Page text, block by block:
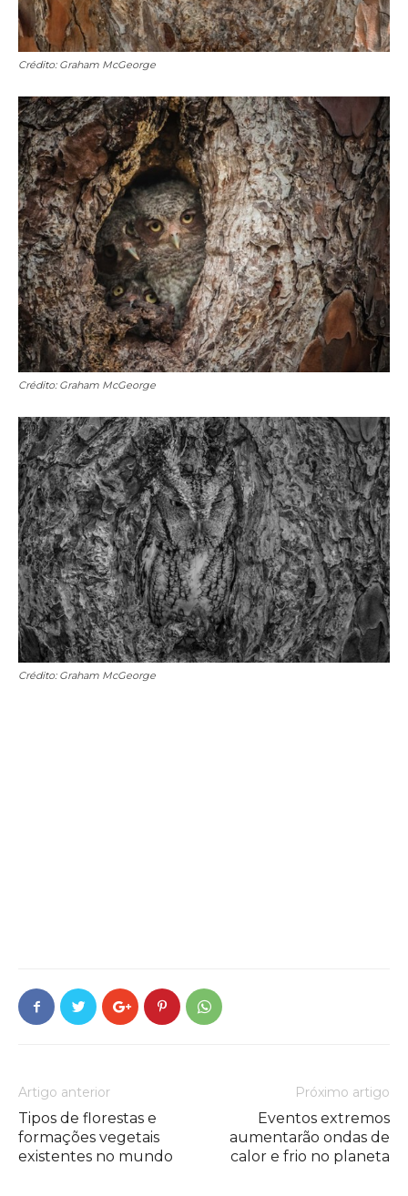
Crédito: Graham McGeorge
Crédito: Graham McGeorge
Crédito: Graham McGeorge
Artigo anterior
Tipos de florestas e
formações vegetais
existentes no mundo
Próximo artigo
Eventos extremos
aumentarão ondas de
calor e frio no planeta